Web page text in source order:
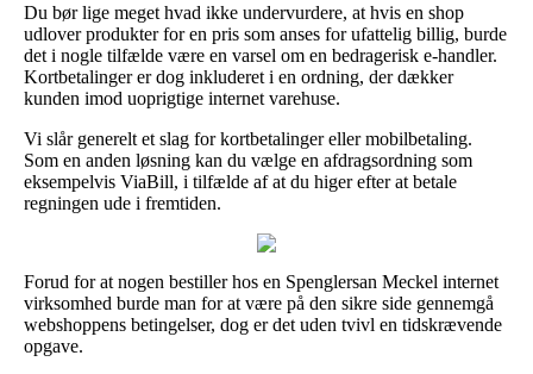
Du bør lige meget hvad ikke undervurdere, at hvis en shop
udlover produkter for en pris som anses for ufattelig billig, burde
det i nogle tilfælde være en varsel om en bedragerisk e-handler.
Kortbetalinger er dog inkluderet i en ordning, der dækker
kunden imod uoprigtige internet varehuse.
Vi slår generelt et slag for kortbetalinger eller mobilbetaling.
Som en anden løsning kan du vælge en afdragsordning som
eksempelvis ViaBill, i tilfælde af at du higer efter at betale
regningen ude i fremtiden.
Forud for at nogen bestiller hos en Spenglersan Meckel internet
virksomhed burde man for at være på den sikre side gennemgå
webshoppens betingelser, dog er det uden tvivl en tidskrævende
opgave.